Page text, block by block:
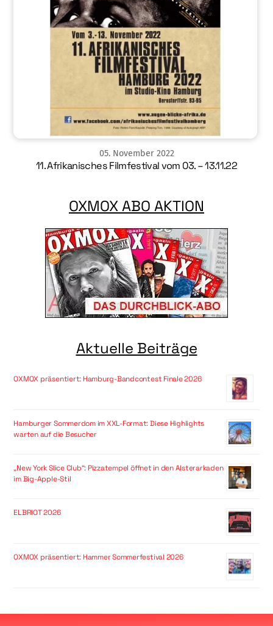
05. November 2022
11. Afrikanisches Filmfestival vom 03. – 13.11.22
OXMOX ABO AKTION
Aktuelle Beiträge
OXMOX präsentiert: Hamburg-Bandcontest Finale 2026
Hamburger Sommerdom im XXL-Format: Diese Highlights
warten auf die Besucher
„New York Slice Club“: Pizzatempel öffnet in den Alsterarkaden
im Big-Apple-Stil
ELBRIOT 2026
OXMOX präsentiert: Hammer Sommerfestival 2026